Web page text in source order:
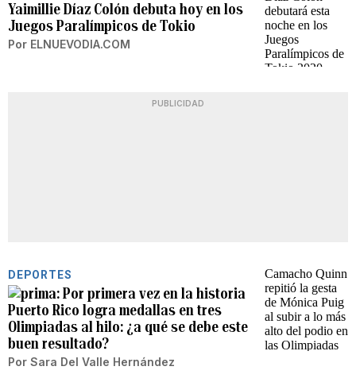
Yaimillie Díaz Colón debuta hoy en los
Juegos Paralímpicos de Tokio
Por ELNUEVODIA.COM
PUBLICIDAD
DEPORTES
Por primera vez en la historia
Puerto Rico logra medallas en tres
Olimpiadas al hilo: ¿a qué se debe este
buen resultado?
Por Sara Del Valle Hernández